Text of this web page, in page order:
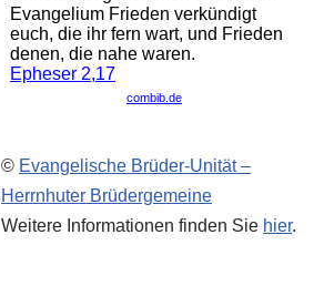
© Evangelische Brüder-Unität –
Herrnhuter Brüdergemeine
Weitere Informationen finden Sie hier.